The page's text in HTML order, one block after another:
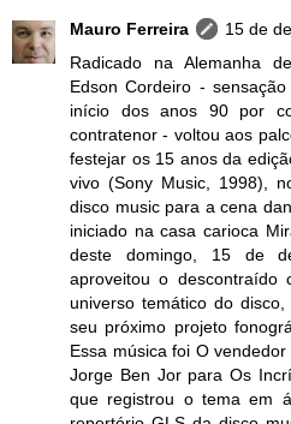
Mauro Ferreira
15 de
Radicado na Alemanha
Edson Cordeiro -
início dos anos 90 por
contratenor - voltou aos
festejar os 15 anos da
vivo (Sony Music, 1998),
disco music para a cena
iniciado na casa carioca
deste domingo, 15 de
aproveitou o
universo temático do
seu próximo projeto
Essa música foi O
Jorge Ben Jor para Os
que registrou o tema em